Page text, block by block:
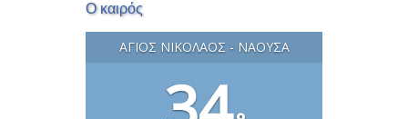
Ο καιρός
ΆΓΙΟΣ ΝΙΚΌΛΑΟΣ - ΝΆΟΥΣΑ